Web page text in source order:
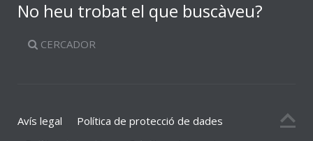
No heu trobat el que buscàveu?
CERCADOR
Avís legal
Política de protecció de dades